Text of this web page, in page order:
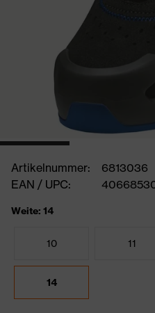
Artikelnummer:
6813036
EAN / UPC:
Weite: 14
10 11
14